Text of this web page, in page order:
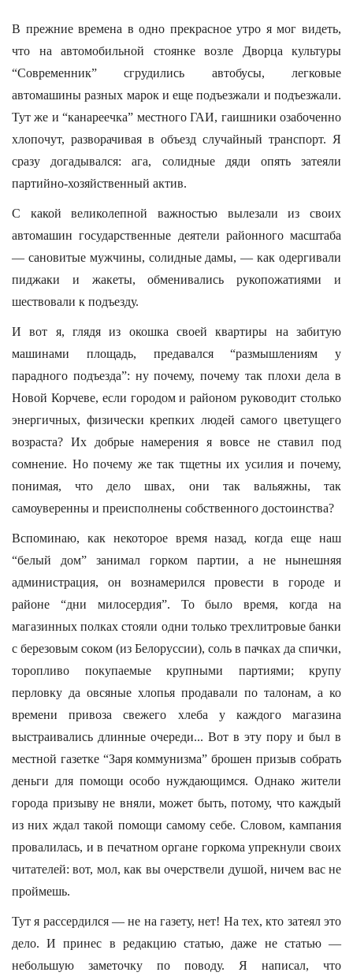
В прежние времена в одно прекрасное утро я мог видеть,
что на автомобильной стоянке возле Дворца культуры
“Современник” сгрудились автобусы, легковые
автомашины разных марок и еще подъезжали и подъезжали.
Тут же и “канареечка” местного ГАИ, гаишники озабоченно
хлопочут, разворачивая в объезд случайный транспорт. Я
сразу догадывался: ага, солидные дяди опять затеяли
партийно-хозяйственный актив.
С какой великолепной важностью вылезали из своих
автомашин государственные деятели районного масштаба
— сановитые мужчины, солидные дамы, — как одергивали
пиджаки и жакеты, обменивались рукопожатиями и
шествовали к подъезду.
И вот я, глядя из окошка своей квартиры на забитую
машинами площадь, предавался “размышлениям у
парадного подъезда”: ну почему, почему так плохи дела в
Новой Корчеве, если городом и районом руководит столько
энергичных, физически крепких людей самого цветущего
возраста? Их добрые намерения я вовсе не ставил под
сомнение. Но почему же так тщетны их усилия и почему,
понимая, что дело швах, они так вальяжны, так
самоуверенны и преисполнены собственного достоинства?
Вспоминаю, как некоторое время назад, когда еще наш
“белый дом” занимал горком партии, а не нынешняя
администрация, он вознамерился провести в городе и
районе “дни милосердия”. То было время, когда на
магазинных полках стояли одни только трехлитровые банки
с березовым соком (из Белоруссии), соль в пачках да спички,
торопливо покупаемые крупными партиями; крупу
перловку да овсяные хлопья продавали по талонам, а ко
времени привоза свежего хлеба у каждого магазина
выстраивались длинные очереди... Вот в эту пору и был в
местной газетке “Заря коммунизма” брошен призыв собрать
деньги для помощи особо нуждающимся. Однако жители
города призыву не вняли, может быть, потому, что каждый
из них ждал такой помощи самому себе. Словом, кампания
провалилась, и в печатном органе горкома упрекнули своих
читателей: вот, мол, как вы очерствели душой, ничем вас не
проймешь.
Тут я рассердился — не на газету, нет! На тех, кто затеял это
дело. И принес в редакцию статью, даже не статью —
небольшую заметочку по поводу. Я написал, что